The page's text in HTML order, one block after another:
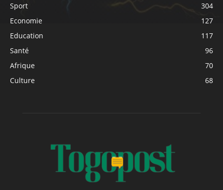
Sport
304
Economie
127
Education
117
Santé
96
Afrique
70
Culture
68